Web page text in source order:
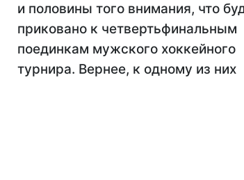
и половины того внимания, что
приковано к четвертьфинальным
поединкам мужского хоккейного
турнира. Вернее, к одному из них